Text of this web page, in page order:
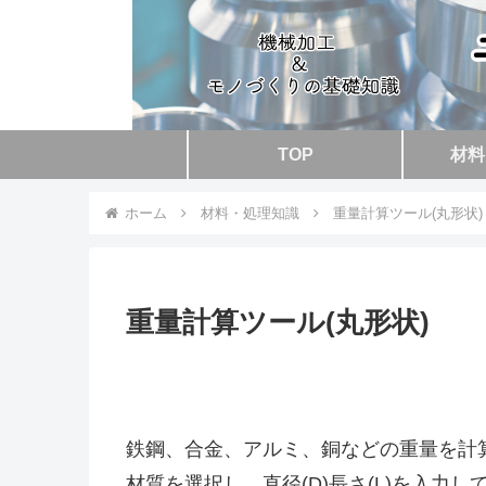
TOP 材
ホーム 材料・処理知識 重量計算ツール(丸形状)
重量計算ツール(丸形状)
鉄鋼、合金、アルミ、銅などの重量を計